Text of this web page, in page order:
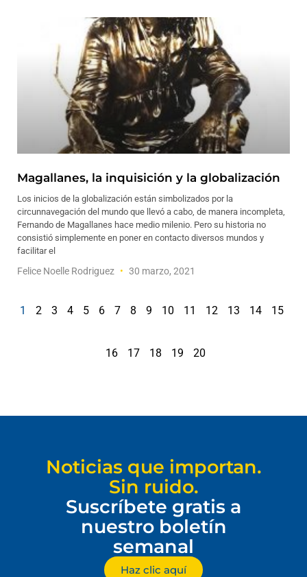
Magallanes, la inquisición y la globalización
Los inicios de la globalización están simbolizados por la
circunnavegación del mundo que llevó a cabo, de manera incompleta,
Fernando de Magallanes hace medio milenio. Pero su historia no
consistió simplemente en poner en contacto diversos mundos y
facilitar el
Felice Noelle Rodriguez 30 marzo, 2021
1 2 3 4 5 6 7 8 9 10 11 12 13 14 15
16 17 18 19 20
Noticias que importan.
Sin ruido.
Suscríbete gratis a
nuestro boletín
semanal
Haz clic aquí